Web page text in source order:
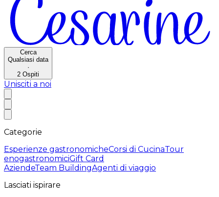
Cerca
Qualsiasi data
·
2 Ospiti
Unisciti a noi
Categorie
Esperienze gastronomicheCorsi di CucinaTour
enogastronomiciGift Card
AziendeTeam BuildingAgenti di viaggio
Lasciati ispirare